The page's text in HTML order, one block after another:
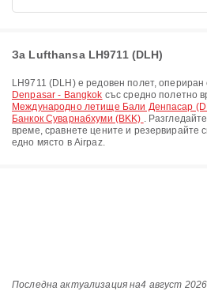
За Lufthansa LH9711 (DLH)
LH9711 (DLH ) е редовен полет, опериран
Denpasar - Bangkok със средно полетно
Международно летище Бали Денпасар
Банкок Суварнабхуми (BKK) .
време, сравнете цените и резервирайте
едно място в Airpaz.
Последна актуализация на4 август